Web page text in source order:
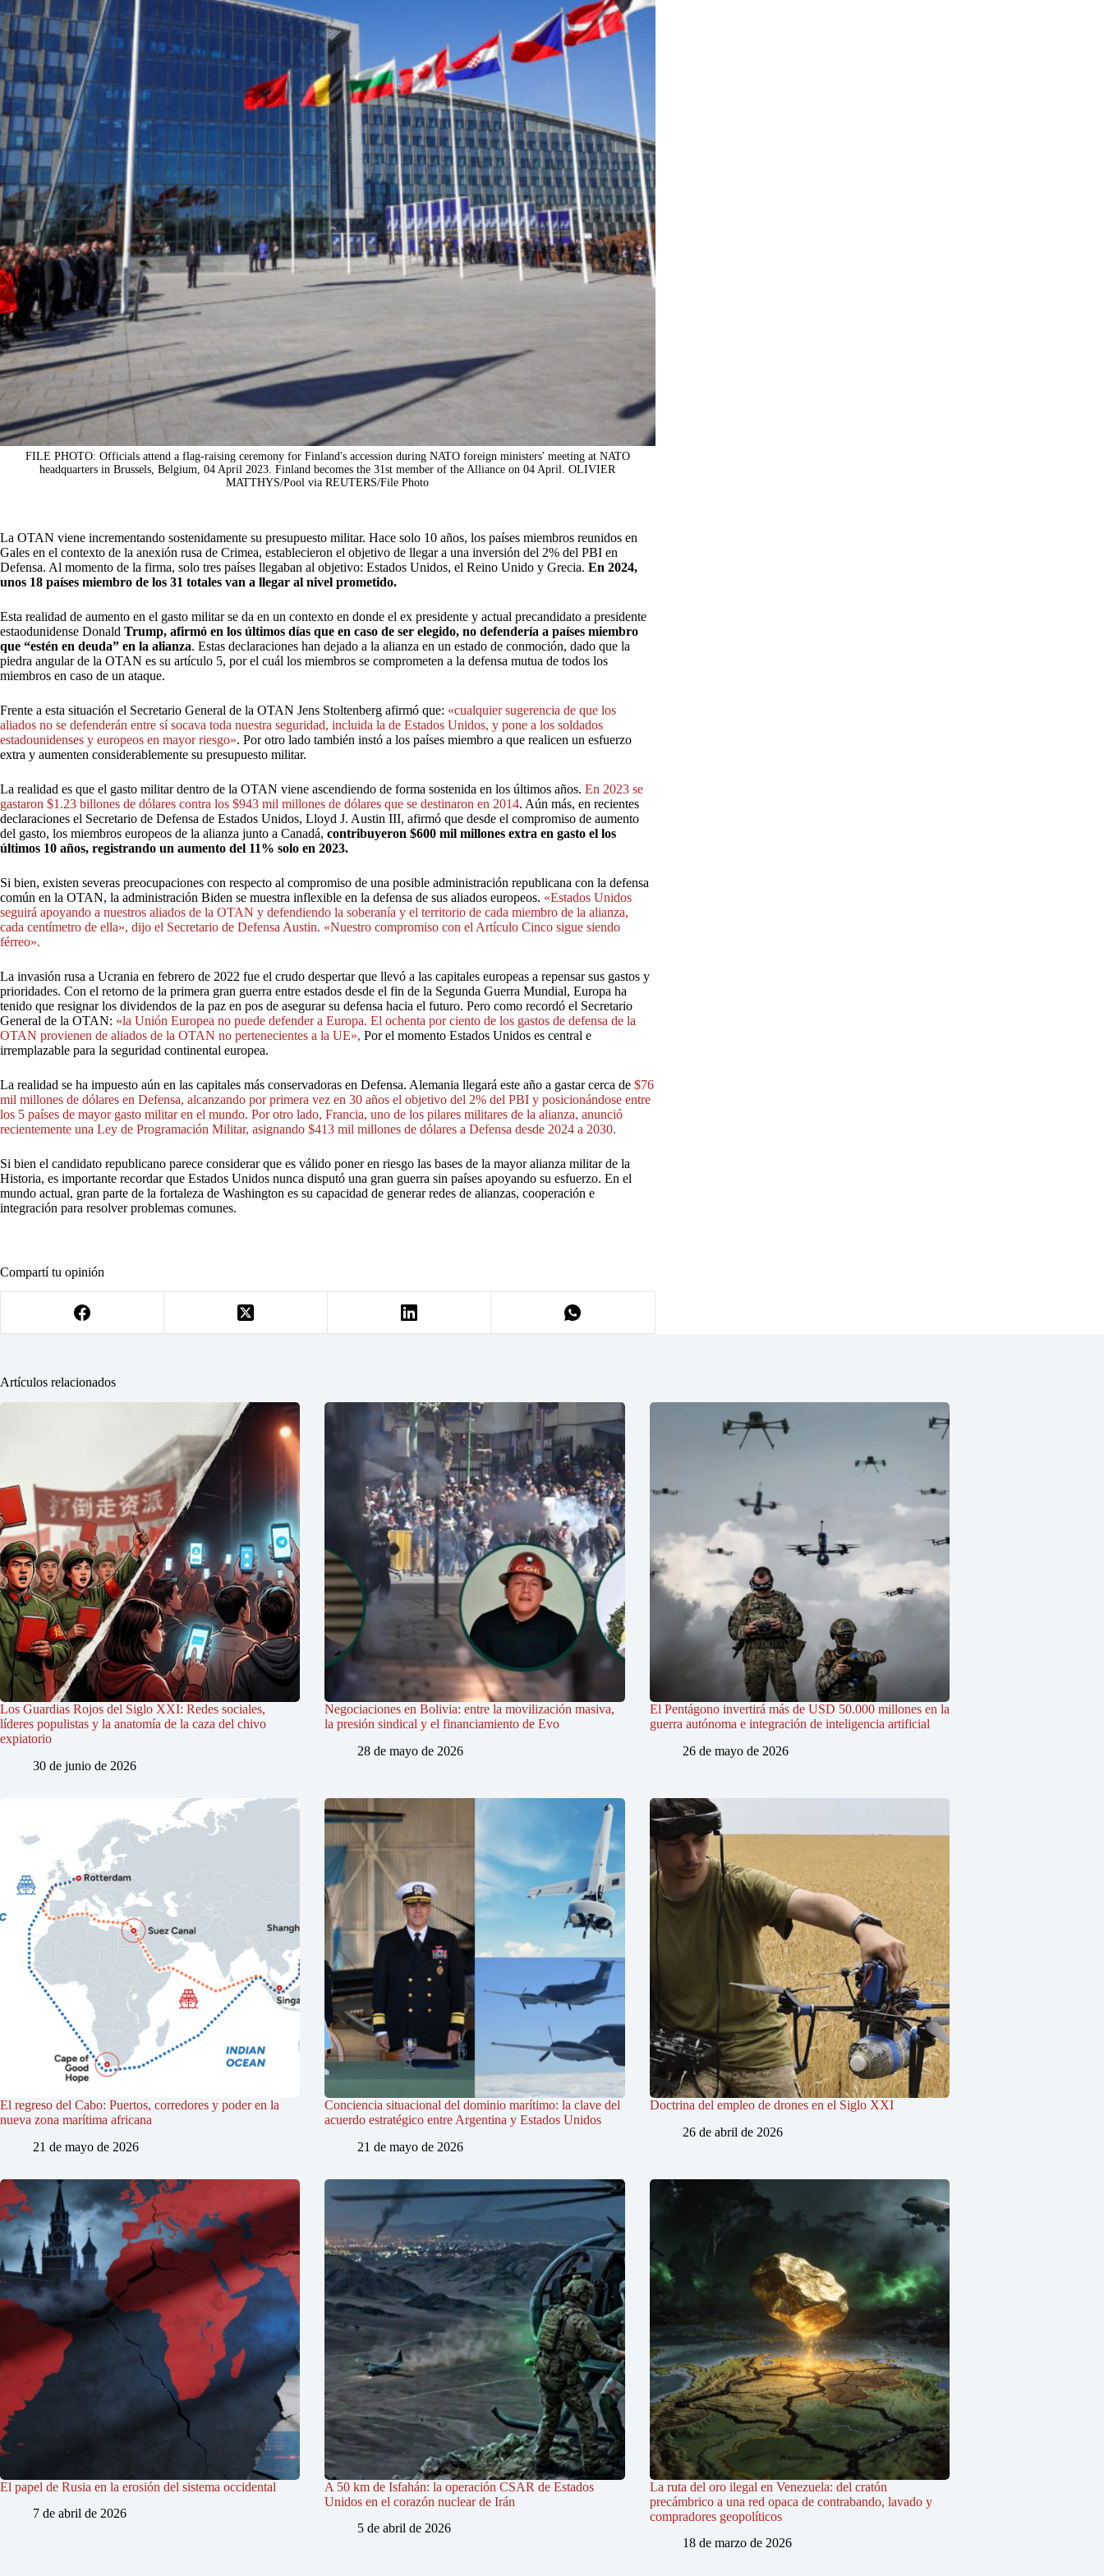
FILE PHOTO: Officials attend a flag-raising ceremony for Finland's accession during NATO foreign ministers' meeting at NATO
headquarters in Brussels, Belgium, 04 April 2023. Finland becomes the 31st member of the Alliance on 04 April. OLIVIER
MATTHYS/Pool via REUTERS/File Photo
La OTAN viene incrementando sostenidamente su presupuesto militar. Hace solo 10 años, los países miembros reunidos en
Gales en el contexto de la anexión rusa de Crimea, establecieron el objetivo de llegar a una inversión del 2% del PBI en
Defensa. Al momento de la firma, solo tres países llegaban al objetivo: Estados Unidos, el Reino Unido y Grecia. En 2024,
unos 18 países miembro de los 31 totales van a llegar al nivel prometido.
Esta realidad de aumento en el gasto militar se da en un contexto en donde el ex presidente y actual precandidato a presidente
estaodunidense Donald Trump, afirmó en los últimos días que en caso de ser elegido, no defendería a países miembro
que “estén en deuda” en la alianza. Estas declaraciones han dejado a la alianza en un estado de conmoción, dado que la
piedra angular de la OTAN es su artículo 5, por el cuál los miembros se comprometen a la defensa mutua de todos los
miembros en caso de un ataque.
Frente a esta situación el Secretario General de la OTAN Jens Stoltenberg afirmó que: «cualquier sugerencia de que los
aliados no se defenderán entre sí socava toda nuestra seguridad, incluida la de Estados Unidos, y pone a los soldados
estadounidenses y europeos en mayor riesgo». Por otro lado también instó a los países miembro a que realicen un esfuerzo
extra y aumenten considerablemente su presupuesto militar.
La realidad es que el gasto militar dentro de la OTAN viene ascendiendo de forma sostenida en los últimos años. En 2023 se
gastaron $1.23 billones de dólares contra los $943 mil millones de dólares que se destinaron en 2014. Aún más, en recientes
declaraciones el Secretario de Defensa de Estados Unidos, Lloyd J. Austin III, afirmó que desde el compromiso de aumento
del gasto, los miembros europeos de la alianza junto a Canadá, contribuyeron $600 mil millones extra en gasto el los
últimos 10 años, registrando un aumento del 11% solo en 2023.
Si bien, existen severas preocupaciones con respecto al compromiso de una posible administración republicana con la defensa
común en la OTAN, la administración Biden se muestra inflexible en la defensa de sus aliados europeos. «Estados Unidos
seguirá apoyando a nuestros aliados de la OTAN y defendiendo la soberanía y el territorio de cada miembro de la alianza,
cada centímetro de ella», dijo el Secretario de Defensa Austin. «Nuestro compromiso con el Artículo Cinco sigue siendo
férreo».
La invasión rusa a Ucrania en febrero de 2022 fue el crudo despertar que llevó a las capitales europeas a repensar sus gastos y
prioridades. Con el retorno de la primera gran guerra entre estados desde el fin de la Segunda Guerra Mundial, Europa ha
tenido que resignar los dividendos de la paz en pos de asegurar su defensa hacia el futuro. Pero como recordó el Secretario
General de la OTAN: «la Unión Europea no puede defender a Europa. El ochenta por ciento de los gastos de defensa de la
OTAN provienen de aliados de la OTAN no pertenecientes a la UE», Por el momento Estados Unidos es central e
irremplazable para la seguridad continental europea.
La realidad se ha impuesto aún en las capitales más conservadoras en Defensa. Alemania llegará este año a gastar cerca de $76
mil millones de dólares en Defensa, alcanzando por primera vez en 30 años el objetivo del 2% del PBI y posicionándose entre
los 5 países de mayor gasto militar en el mundo. Por otro lado, Francia, uno de los pilares militares de la alianza, anunció
recientemente una Ley de Programación Militar, asignando $413 mil millones de dólares a Defensa desde 2024 a 2030.
Si bien el candidato republicano parece considerar que es válido poner en riesgo las bases de la mayor alianza militar de la
Historia, es importante recordar que Estados Unidos nunca disputó una gran guerra sin países apoyando su esfuerzo. En el
mundo actual, gran parte de la fortaleza de Washington es su capacidad de generar redes de alianzas, cooperación e
integración para resolver problemas comunes.
Compartí tu opinión
Artículos relacionados
Los Guardias Rojos del Siglo XXI: Redes sociales,
líderes populistas y la anatomía de la caza del chivo
expiatorio
30 de junio de 2026
Negociaciones en Bolivia: entre la movilización masiva,
la presión sindical y el financiamiento de Evo
28 de mayo de 2026
El Pentágono invertirá más de USD 50.000 millones en la
guerra autónoma e integración de inteligencia artificial
26 de mayo de 2026
El regreso del Cabo: Puertos, corredores y poder en la
nueva zona marítima africana
21 de mayo de 2026
Conciencia situacional del dominio marítimo: la clave del
acuerdo estratégico entre Argentina y Estados Unidos
21 de mayo de 2026
Doctrina del empleo de drones en el Siglo XXI
26 de abril de 2026
El papel de Rusia en la erosión del sistema occidental
7 de abril de 2026
A 50 km de Isfahán: la operación CSAR de Estados
Unidos en el corazón nuclear de Irán
5 de abril de 2026
La ruta del oro ilegal en Venezuela: del cratón
precámbrico a una red opaca de contrabando, lavado y
compradores geopolíticos
18 de marzo de 2026